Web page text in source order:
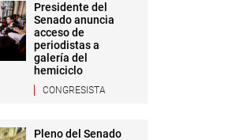
Presidente del
Senado anuncia
acceso de
periodistas a
galería del
hemiciclo
CONGRESISTA
Pleno del Senado